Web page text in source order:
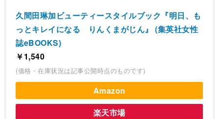
久間田琳加ビューティースタイルブック『明日、も
っとキレイになる りんくまがじん』 (集英社女性
誌eBOOKS)
￥1,540
(価格・在庫状況は記事公開時点のものです)
Amazon
楽天市場